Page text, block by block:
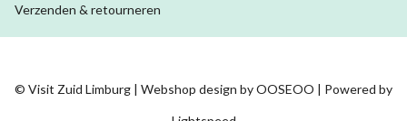
Verzenden & retourneren
© Visit Zuid Limburg | Webshop design byOOSEOO | Powered by